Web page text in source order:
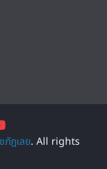
ภัฏเลย. All rights